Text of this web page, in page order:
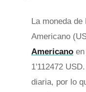
La moneda
Americano
Americano
1'112472
diaria, por lo